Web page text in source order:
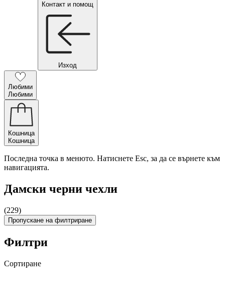
Контакт и помощ
Изход
Любими
Любими
Кошница
Кошница
Последна точка в менюто. Натиснете Esc, за да се върнете към
навигацията.
Дамски черни чехли
(229)
Пропускане на филтриране
Филтри
Сортиране